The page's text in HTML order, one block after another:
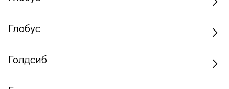
Глобус
Голдсиб